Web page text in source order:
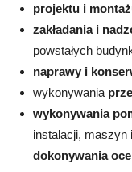
projektu i
zakładania i
powstałych
naprawy i
wykonywania
wykonywania
instalacji, maszyn
dokonywania